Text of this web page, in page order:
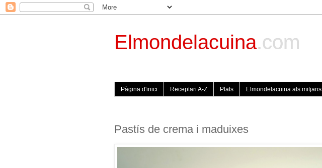
Elmondelacuina.com
Pàgina d'inici Receptari A-Z Plats Elmondelacuina als mitjans
Pastís de crema i maduixes